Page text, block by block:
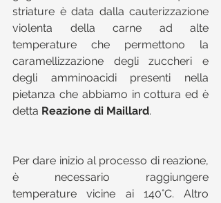
striature è data dalla cauterizzazione
violenta della carne ad alte
temperature che permettono la
caramellizzazione degli zuccheri e
degli amminoacidi presenti nella
pietanza che abbiamo in cottura ed è
detta Reazione di Maillard.
Per dare inizio al processo di reazione,
è necessario raggiungere
temperature vicine ai 140°C. Altro